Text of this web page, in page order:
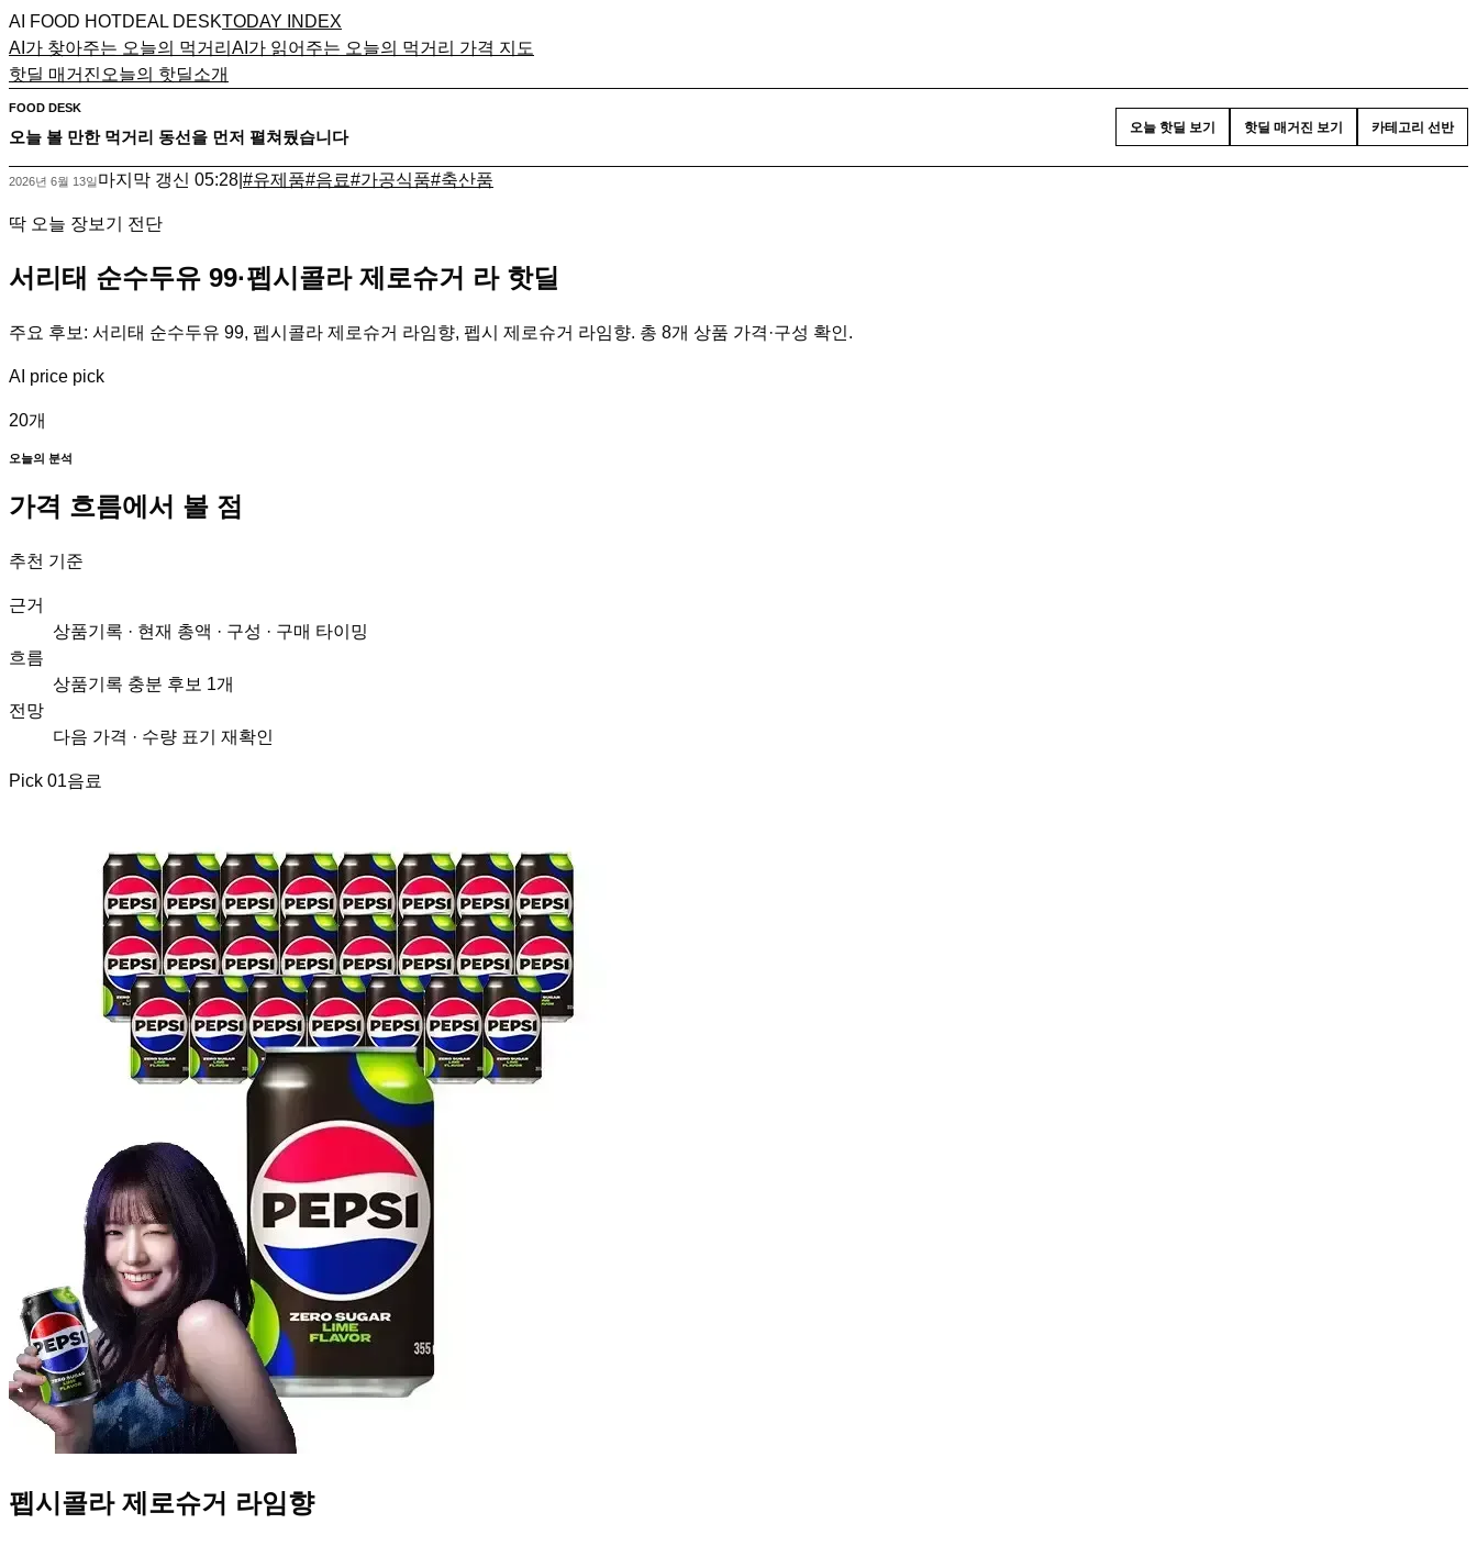
AI FOOD HOTDEAL DESKTODAY INDEX
AI가 찾아주는 오늘의 먹거리 AI가 읽어주는 오늘의 먹거리 가격 지도
핫딜 매거진 오늘의 핫딜소개
FOOD DESK
오늘 볼 만한 먹거리 동선을 먼저 펼쳐뒀습니다
오늘 핫딜 보기 핫딜 매거진 보기 카테고리 선반
2026년 6월 13일마지막 갱신 05:28 #유제품#음료#가공식품#축산품
딱 오늘 장보기 전단
서리태 순수두유 99·펩시콜라 제로슈거 라 핫딜
주요 후보: 서리태 순수두유 99, 펩시콜라 제로슈거 라임향, 펩시 제로슈거 라임향. 총 8개 상품 가격·구성 확인.
AI price pick
20개
오늘의 분석
가격 흐름에서 볼 점
추천 기준
근거
상품기록 · 현재 총액 · 구성 · 구매 타이밍
흐름
상품기록 충분 후보 1개
전망
다음 가격 · 수량 표기 재확인
Pick 01음료
펩시콜라 제로슈거 라임향